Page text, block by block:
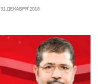
31 ДЕКАБРЯ'2018